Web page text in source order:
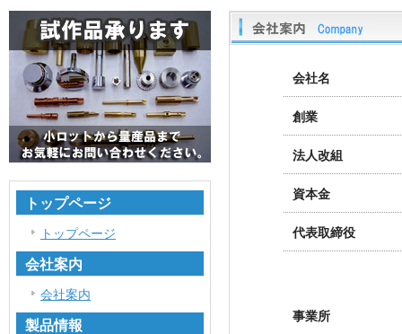
会社名
創業
法人改組
資本金
代表取締役
事業所
トップページ
トップページ
会社案内
会社案内
製品情報